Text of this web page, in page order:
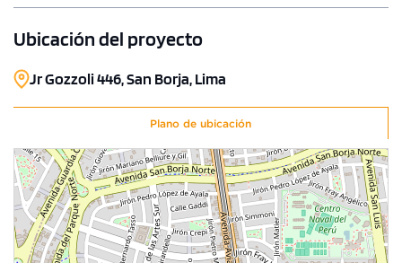
Ubicación del proyecto
Jr Gozzoli 446, San Borja, Lima
Plano de ubicación